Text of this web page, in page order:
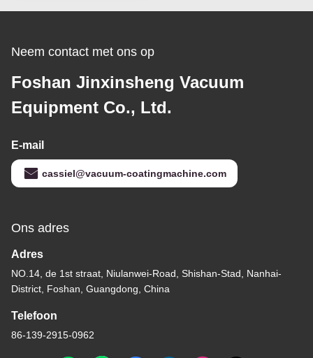
Neem contact met ons op
Foshan Jinxinsheng Vacuum
Equipment Co., Ltd.
E-mail
cassiel@vacuum-coatingmachine.com
Ons adres
Adres
NO.14, de 1st straat, Niulanwei-Road, Shishan-Stad, Nanhai-
District, Foshan, Guangdong, China
Telefoon
86-139-2915-0962